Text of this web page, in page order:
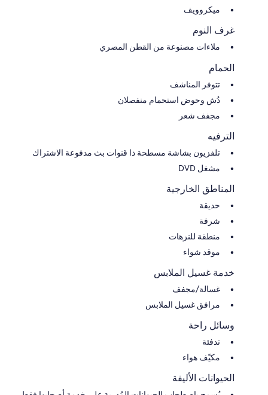
ميكروويف
غرف النوم
ملاءات مصنوعة من القطن المصري
الحمام
تتوفر المناشف
دُش وحوض استحمام منفصلان
مجفف شعر
الترفيه
تلفزيون بشاشة مسطحة ذا قنوات بث مدفوعة الاشتراك
مشغل DVD
المناطق الخارجية
حديقة
شرفة
منطقة للنزهات
موقد شواء
خدمة غسيل الملابس
غسالة/مجفف
مرافق غسيل الملابس
وسائل راحة
تدفئة
مكيّف هواء
الحيوانات الأليفة